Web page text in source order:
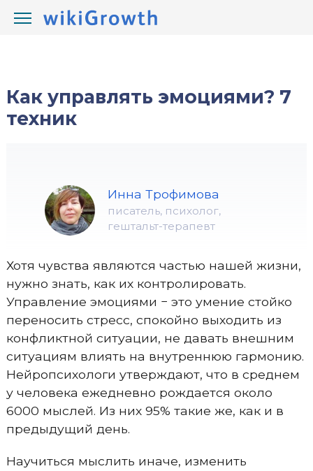
wikiGrowth.com / Психология
Как управлять эмоциями? 7
техник
Инна Трофимова
писатель, психолог,
гештальт-терапевт
Хотя чувства являются частью нашей жизни,
нужно знать, как их контролировать.
Управление эмоциями − это умение стойко
переносить стресс, спокойно выходить из
конфликтной ситуации, не давать внешним
ситуациям влиять на внутреннюю гармонию.
Нейропсихологи утверждают, что в среднем
у человека ежедневно рождается около
6000 мыслей. Из них 95% такие же, как и в
предыдущий день.
Научиться мыслить иначе, изменить